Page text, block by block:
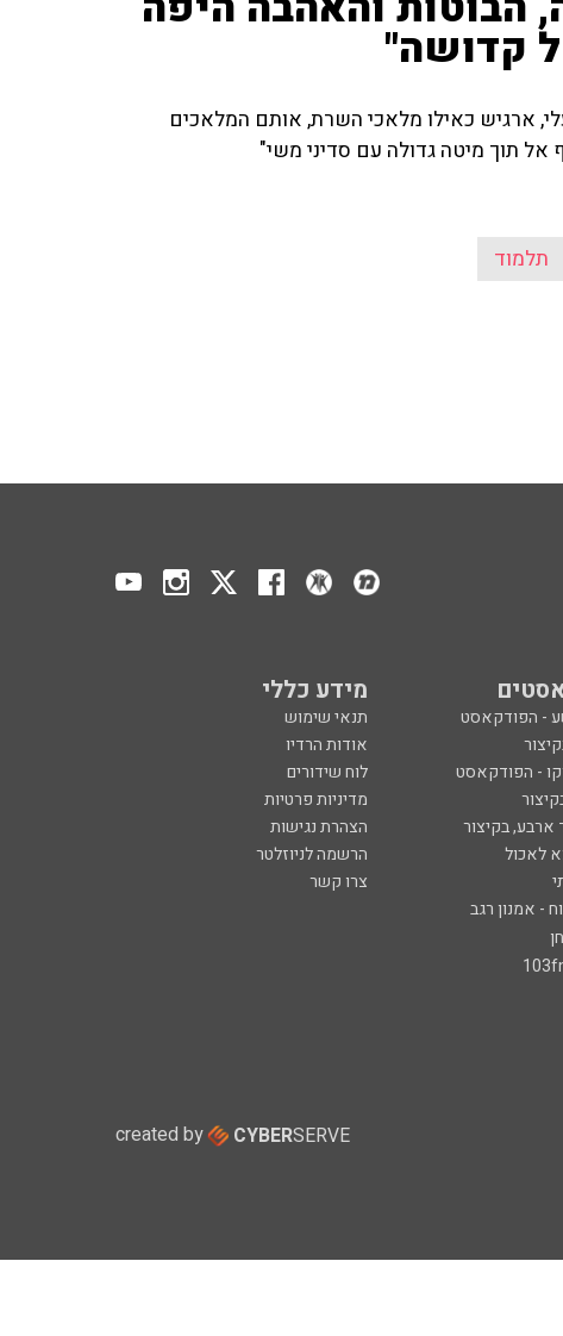
קדושה"
ארגיש כאילו מלאכי השרת, אותם המלאכים
אל תוך מיטה גדולה עם סדיני משי"
תלמוד
מידע כללי
- הפודקאסט
תנאי שימוש
אודות הרדיו
- הפודקאסט
לוח שידורים
מדיניות פרטיות
ארבע, בקיצור
הצהרת נגישות
לאכול
הרשמה לניוזלטר
צרו קשר
- אמנון רגב
created by CYBERSERVE